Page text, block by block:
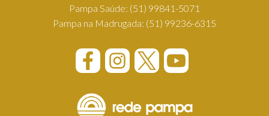
Pampa Saúde: (51) 99841-5071
Pampa na Madrugada: (51) 99236-6315